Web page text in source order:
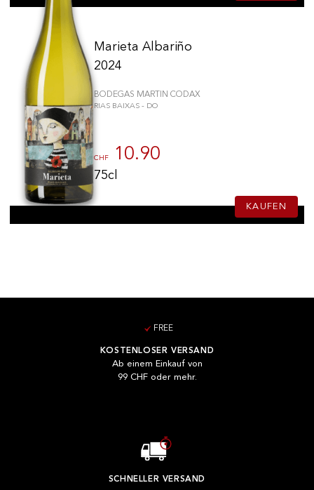
Marieta Albariño
2024
BODEGAS MARTIN CODAX
RIAS BAIXAS - DO
CHF 10.90
75cl
KAUFEN
FREE
KOSTENLOSER VERSAND
Ab einem Einkauf von
99 CHF oder mehr.
SCHNELLER VERSAND